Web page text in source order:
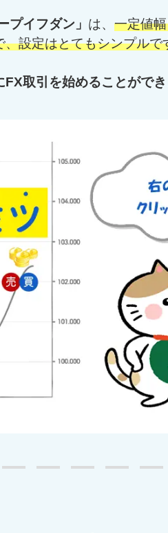
プイフダン」 は、 一定値
設定はとてもシンプルで
FX取引を始めることがで